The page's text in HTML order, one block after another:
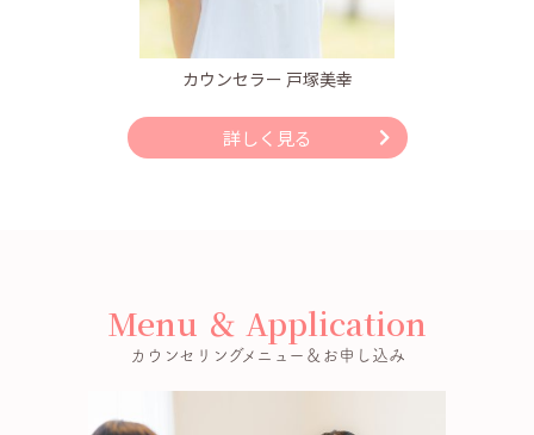
カウンセラー 戸塚美幸
詳しく見る
Menu ＆ Application
カウンセリングメニュー＆お申し込み